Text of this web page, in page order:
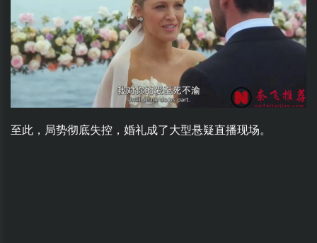
至此，局势彻底失控，婚礼成了大型悬疑直播现场。